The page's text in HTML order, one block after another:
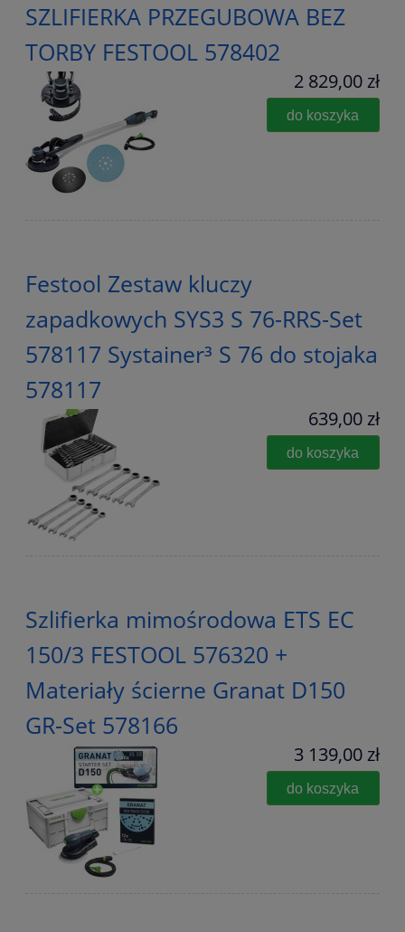
SZLIFIERKA PRZEGUBOWA BEZ
TORBY FESTOOL 578402
2 829,00 zł
do koszyka
Festool Zestaw kluczy
zapadkowych SYS3 S 76-RRS-Set
578117 Systainer³ S 76 do stojaka
578117
639,00 zł
do koszyka
Szlifierka mimośrodowa ETS EC
150/3 FESTOOL 576320 +
Materiały ścierne Granat D150
GR-Set 578166
3 139,00 zł
do koszyka